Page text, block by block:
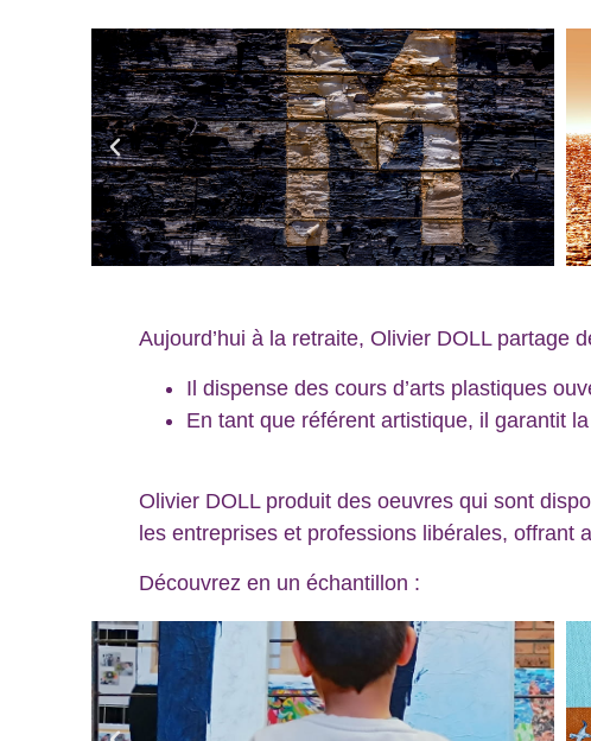
Aujourd’hui à la retraite, Olivier DOLL partage
Il dispense des cours d’arts plastiques
En tant que référent artistique, il garantit
Olivier DOLL produit des oeuvres qui sont
les entreprises et professions libérales, offrant
Découvrez en un échantillon :